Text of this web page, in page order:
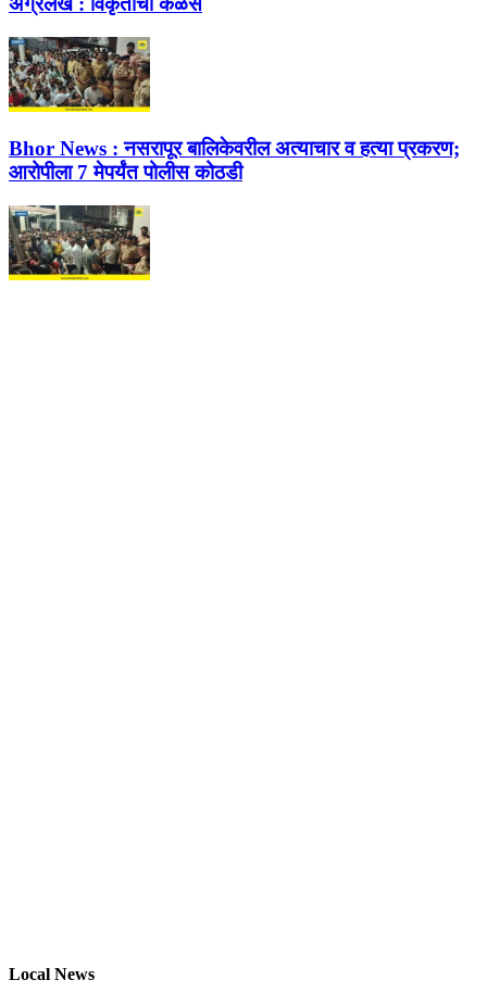
Bhor News : नसरापूर बालिकेवरील अत्याचार व हत्या प्रकरण;
आरोपीला 7 मेपर्यंत पोलीस कोठडी
Local News